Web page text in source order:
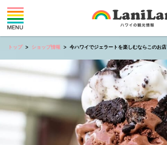
トップ ショップ情報 今ハワイでジェラートを楽しむならこのお店